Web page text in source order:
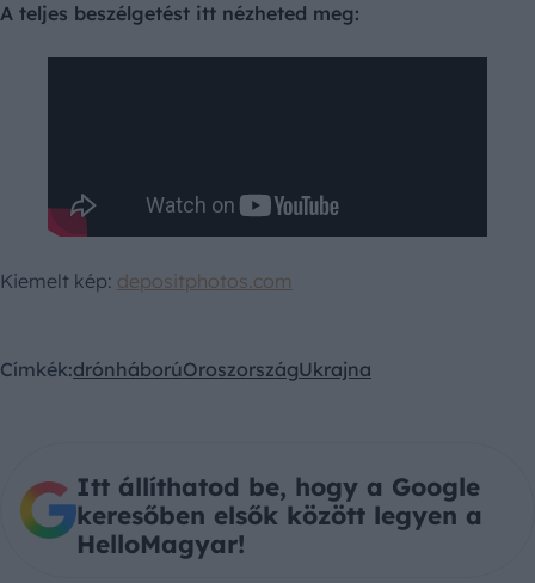
A teljes beszélgetést itt nézheted meg:
Kiemelt kép: depositphotos.com
Címkék:drónháborúOroszországUkrajna
Itt állíthatod be, hogy a Google
keresőben elsők között legyen a
HelloMagyar!